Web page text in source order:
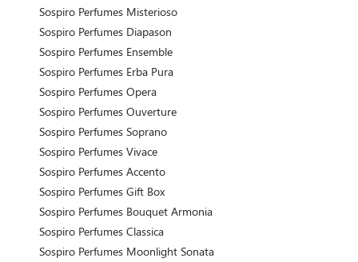
Sospiro Perfumes Misterioso
Sospiro Perfumes Diapason
Sospiro Perfumes Ensemble
Sospiro Perfumes Erba Pura
Sospiro Perfumes Opera
Sospiro Perfumes Ouverture
Sospiro Perfumes Soprano
Sospiro Perfumes Vivace
Sospiro Perfumes Accento
Sospiro Perfumes Gift Box
Sospiro Perfumes Bouquet Armonia
Sospiro Perfumes Classica
Sospiro Perfumes Moonlight Sonata